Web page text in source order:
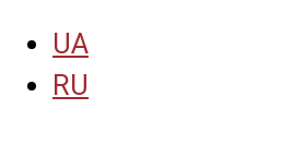
UA
RU